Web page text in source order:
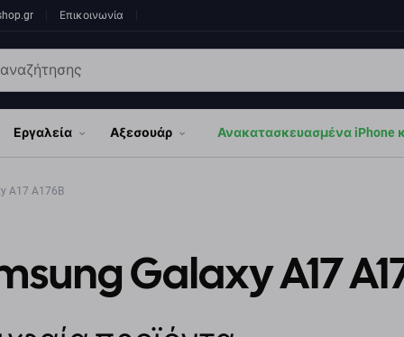
Επικοινωνία
Εργαλεία Αξεσουάρ Ανακατασκευασμένα iPhone
A17 A176B
Galaxy A17